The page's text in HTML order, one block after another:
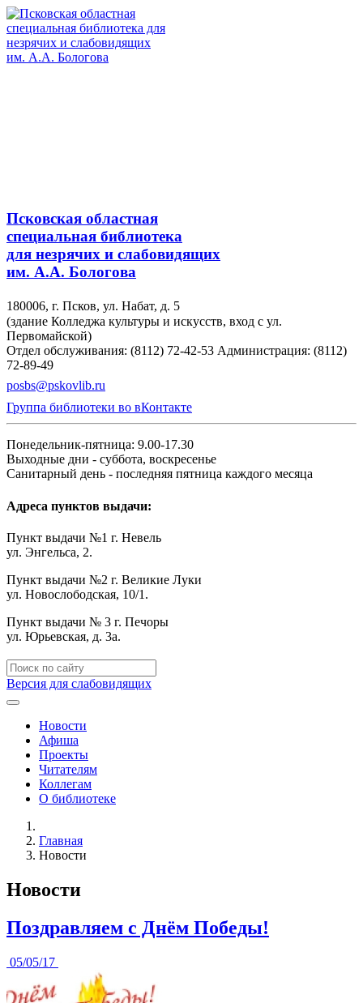
Псковская областная
специальная библиотека
для незрячих и слабовидящих
им. А.А. Бологова
180006, г. Псков, ул. Набат, д. 5
(здание Колледжа культуры и искусств, вход с ул.
Первомайской)
Отдел обслуживания: (8112) 72-42-53 Администрация: (8112)
72-89-49
posbs@pskovlib.ru
Группа библиотеки во вКонтакте
Понедельник-пятница: 9.00-17.30
Выходные дни - суббота, воскресенье
Санитарный день - последняя пятница каждого месяца
Адреса пунктов выдачи:
Пункт выдачи №1 г. Невель
ул. Энгельса, 2.
Пункт выдачи №2 г. Великие Луки
ул. Новослободская, 10/1.
Пункт выдачи № 3 г. Печоры
ул. Юрьевская, д. 3а.
Версия для слабовидящих
Новости
Афиша
Проекты
Читателям
Коллегам
О библиотеке
Главная
Новости
Новости
Поздравляем с Днём Победы!
05/05/17